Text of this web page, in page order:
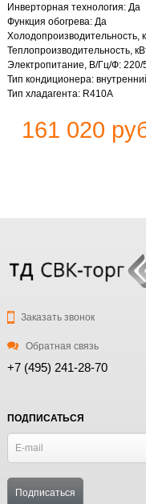
Инверторная технология: Да
Функция обогрева: Да
Холодопроизводительность,
Теплопроизводительность,
Электропитание, В/Гц/Ф: 220/
Тип кондиционера:
Тип хладагента: R410A
161 020
Заказать звонок
Обратная связь
+7 (495) 241-28-70
ПОДПИСАТЬСЯ